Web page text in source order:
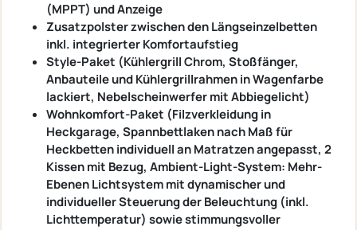
(MPPT) und Anzeige
Zusatzpolster zwischen den Längseinzelbetten
inkl. integrierter Komfortaufstieg
Style-Paket (Kühlergrill Chrom, Stoßfänger,
Anbauteile und Kühlergrillrahmen in Wagenfarbe
lackiert, Nebelscheinwerfer mit Abbiegelicht)
Wohnkomfort-Paket (Filzverkleidung in
Heckgarage, Spannbettlaken nach Maß für
Heckbetten individuell an Matratzen angepasst, 2
Kissen mit Bezug, Ambient-Light-System: Mehr-
Ebenen Lichtsystem mit dynamischer und
individueller Steuerung der Beleuchtung (inkl.
Lichttemperatur) sowie stimmungsvoller